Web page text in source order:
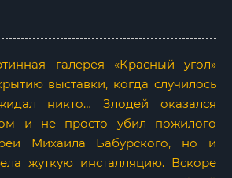
галерея «Красный угол»
выставки, когда случилось
никто… Злодей оказался
и не просто убил пожилого
Михаила Бабурского, но и
жуткую инсталляцию. Вскоре